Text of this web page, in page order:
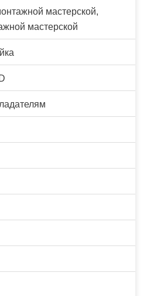
мастерской,
мастерской